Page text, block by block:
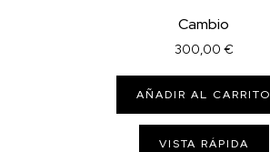
Cambio
300,00 €
AÑADIR AL CARRITO
VISTA RÁPIDA